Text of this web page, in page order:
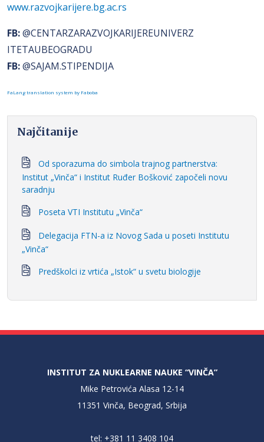
www.razvojkarijere.bg.ac.rs
FB:@CENTARZARAZVOJKARIJEREUNIVERZ
ITETAUBEOGRADU
FB:@SAJAM.STIPENDIJA
FaLang translation system by Faboba
Najčitanije
Od sporazuma do simbola trajnog partnerstva:
Institut „Vinča“ i Institut Ruđer Bošković započeli novu
saradnju
Poseta VTI Institutu „Vinča“
Delegacija FTN-a iz Novog Sada u poseti Institutu
„Vinča“
Predškolci iz vrtića „Istok“ u svetu biologije
INSTITUT ZA NUKLEARNE NAUKE “VINČA”
Mike Petrovića Alasa 12-14
11351 Vinča, Beograd, Srbija
tel: +381 11 3408 104